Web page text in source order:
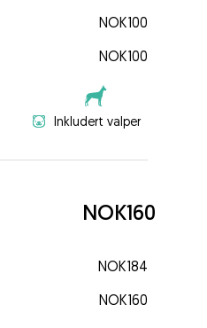
NOK100
NOK100
Inkludert valper
NOK160
NOK184
NOK160